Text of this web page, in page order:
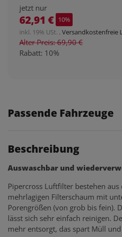
jetzt nur
62,91 € 10%
inkl. 19% USt. , Versandkostenfreie
Alter Preis: 69,90 €
Rabatt: 10%
Passende Fahrzeuge
Beschreibung
Auswaschbar und
Pipercross Luftfilter bestehen aus
mehrlagigen Filterschaum mit
Porengrößen (von grob bis fein).
lässt sich sehr einfach reinigen.
mehr entsorgt, das spart Müll